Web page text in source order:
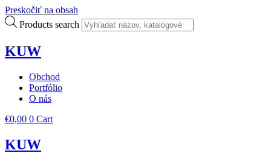
Preskočiť na obsah
Products search
KUW
Obchod
Portfólio
O nás
€0,00 0 Cart
KUW